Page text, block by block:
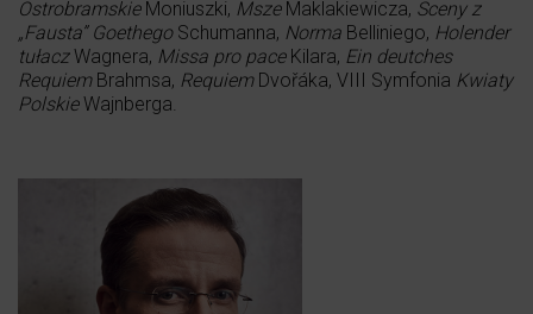
OstrobramskieMoniuszki, MszeMaklakiewicza, Sceny z
„Fausta” GoethegoSchumanna, Norma Belliniego, Holender
tułaczWagnera, Missa pro paceKilara, Ein deutches
RequiemBrahmsa, RequiemDvořáka, VIII Symfonia Kwiaty
PolskieWajnberga.